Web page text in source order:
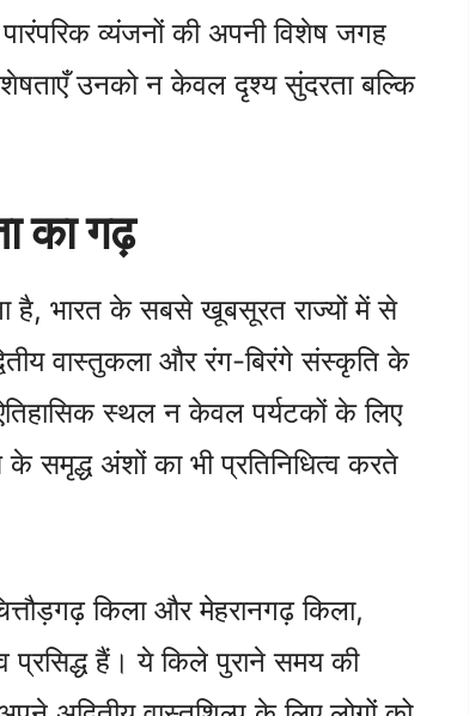
व्यंजनों की अपनी विशेष जगह
उनको न केवल दृश्य सुंदरता बल्कि
का गढ़
है, भारत के सबसे खूबसूरत राज्यों में से
वास्तुकला और रंग-बिरंगे संस्कृति के
स्थल न केवल पर्यटकों के लिए
समृद्ध अंशों का भी प्रतिनिधित्व करते
किला और मेहरानगढ़ किला,
प्रसिद्ध हैं। ये किले पुराने समय की